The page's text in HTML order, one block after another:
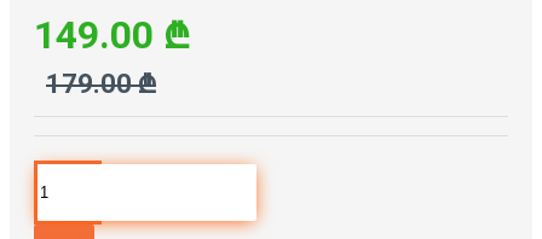
149.00 ₾
179.00 ₾